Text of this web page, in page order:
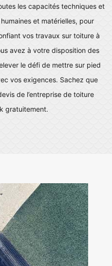
les capacités techniques et
et matérielles, pour
vos travaux sur toiture à
avez à votre disposition des
le défi de mettre sur pied
vos exigences. Sachez que
de l’entreprise de toiture
gratuitement.